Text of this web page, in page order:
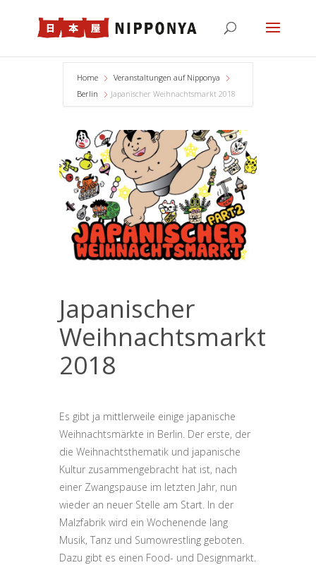
Home
Veranstaltungen auf Nipponya
Berlin
Japanischer Weihnachtsmarkt 2018
Japanischer
Weihnachtsmarkt
2018
Es gibt ja mittlerweile einige japanische
Weihnachtsmärkte in Berlin. Der erste, der
die Weihnachtsthematik und japanische
Kultur zusammengebracht hat ist, nach
einer Zwangspause im letzten Jahr, nun
wieder an neuer Stelle am Start. In der
Malzfabrik wird ein Wochenende lang
Musik, Tanz und Sumowrestling geboten.
Dazu gibt es einen Food- und Designmarkt.